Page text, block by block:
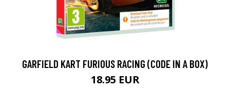
GARFIELD KART FURIOUS RACING (CODE IN A BOX)
18.95 EUR